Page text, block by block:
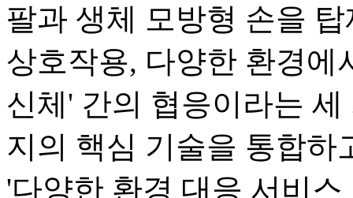
팔과 생체 모방형 손을
상호작용, 다양한 환경에
신체' 간의 협응이라는
지의 핵심 기술을 통합하
'다양한 환경 대응 서비